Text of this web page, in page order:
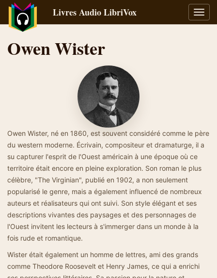
la
Livres Audio LibriVox
Owen Wister
Owen Wister, né en 1860, est souvent considéré comme le père
du western moderne. Écrivain, compositeur et dramaturge, il a
su capturer l'esprit de l'Ouest américain à une époque où ce
territoire était encore en pleine exploration. Son roman le plus
célèbre, "The Virginian", publié en 1902, a non seulement
popularisé le genre, mais a également influencé de nombreux
auteurs et réalisateurs qui ont suivi. Son style élégant et ses
descriptions vivantes des paysages et des personnages de
l'Ouest invitent les lecteurs à s'immerger dans un monde à la
fois rude et romantique.
Wister était également un homme de lettres, ami des grands
comme Theodore Roosevelt et Henry James, ce qui a enrichi